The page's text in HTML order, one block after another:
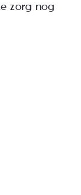
zorg nog